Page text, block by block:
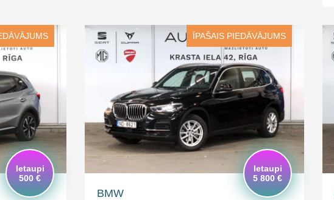
Ietaupi
500 €
ĪPAŠAIS PIEDĀVĀJUMS
BMW
Ietaupi
5 800 €